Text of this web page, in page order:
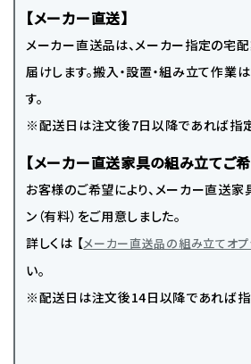
【メーカー直送】
メーカー直送品は、メーカー指定の宅
届けします。搬入・設置・組み立て作業
す。
※配送日は注文後7日以降であれば指定
【メーカー直送家具の組み立てご
お客様のご希望により、メーカー直送家
ン（有料）をご用意しました。
詳しくは 【メーカー直送品の組み立てオプ
い。
※配送日は注文後14日以降であれば指